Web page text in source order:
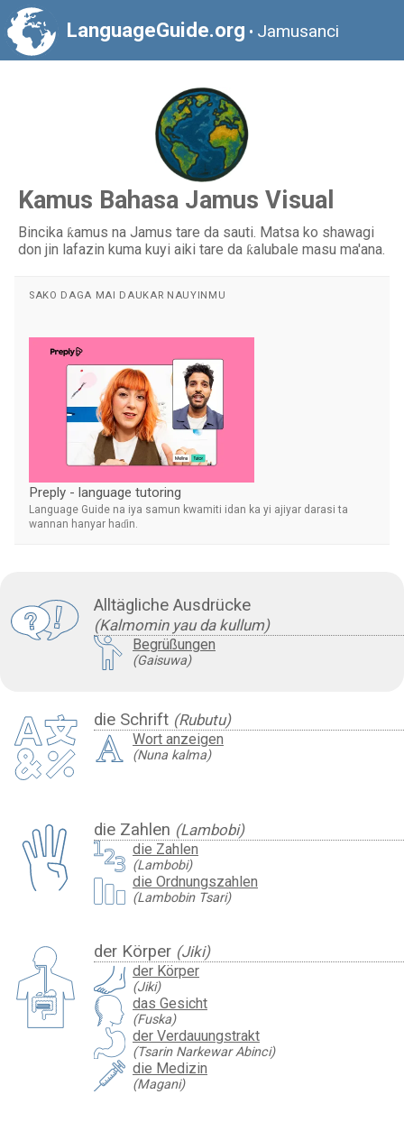
LanguageGuide.org • Jamusanci
Kamus Bahasa Jamus Visual
Bincika ƙamus na Jamus tare da sauti. Matsa ko shawagi
don jin lafazin kuma kuyi aiki tare da ƙalubale masu ma'ana.
Alltägliche Ausdrücke
(Kalmomin yau da kullum)
Begrüßungen
(Gaisuwa)
die Schrift (Rubutu)
Wort anzeigen
(Nuna kalma)
die Zahlen (Lambobi)
die Zahlen
(Lambobi)
die Ordnungszahlen
(Lambobin Tsari)
der Körper (Jiki)
der Körper
(Jiki)
das Gesicht
(Fuska)
der Verdauungstrakt
(Tsarin Narkewar Abinci)
die Medizin
(Magani)
SAKO DAGA MAI DAUKAR NAUYINMU
Preply - language tutoring
Language Guide na iya samun kwamiti idan ka yi ajiyar darasi ta
wannan hanyar haɗin.